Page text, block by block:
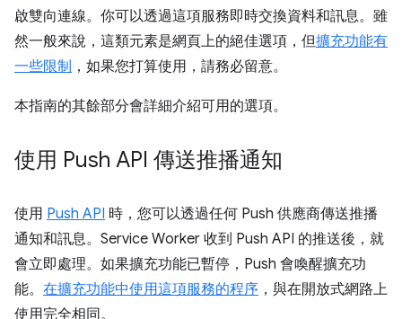
啟雙向連線。你可以透過這項服務即時交換資料和訊息。雖
然一般來說，這類元素是網頁上的絕佳選項，但擴充功能有
一些限制 ，如果您打算使用，請務必留意。
本指南的其餘部分會詳細介紹可用的選項。
使用 Push API 傳送推播通知
使用 Push API 時，您可以透過任何 Push 供應商傳送推播
通知和訊息。Service Worker 收到 Push API 的推送後，就
會立即處理。如果擴充功能已暫停，Push 會喚醒擴充功
能。 在擴充功能中使用這項服務的程序 ，與在開放式網路上
使用完全相同。